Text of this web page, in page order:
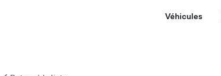
Véhicules